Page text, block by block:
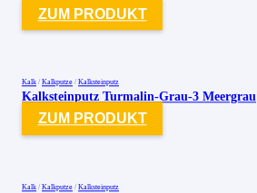
ZUM PRODUKT
Kalk / Kalkputze / Kalksteinputz
Kalksteinputz Turmalin-Grau-3 Meergrau
ZUM PRODUKT
Kalk / Kalkputze / Kalksteinputz